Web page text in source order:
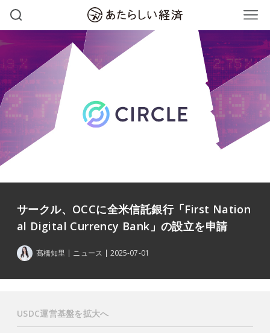
サークル、OCCに全米信託銀行「First Nation
al Digital Currency Bank」の設立を申請
髙橋知里 ニュース 2025-07-01
USDC運営基盤を拡大へ